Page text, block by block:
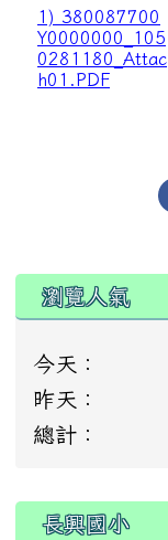
1) 380087700
Y0000000_105
0281180_Attac
h01.PDF
瀏覽人氣
今天：
昨天：
總計：
:::
長興國小